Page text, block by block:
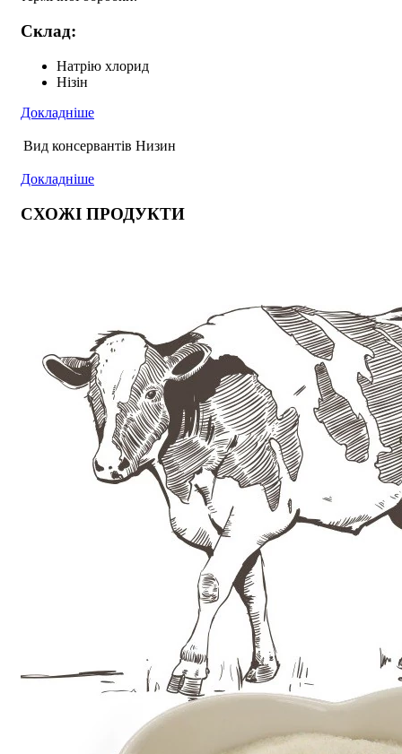
Склад:
Натрію хлорид
Нізін
Докладніше
Вид консервантів Низин
Докладніше
СХОЖІ ПРОДУКТИ